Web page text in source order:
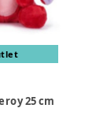
25 cm